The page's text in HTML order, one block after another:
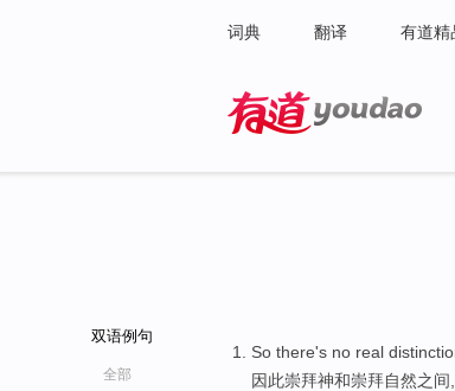
词典 翻译 有道精
双语例句
全部
So there's no real
因此崇拜神和崇拜自然之间